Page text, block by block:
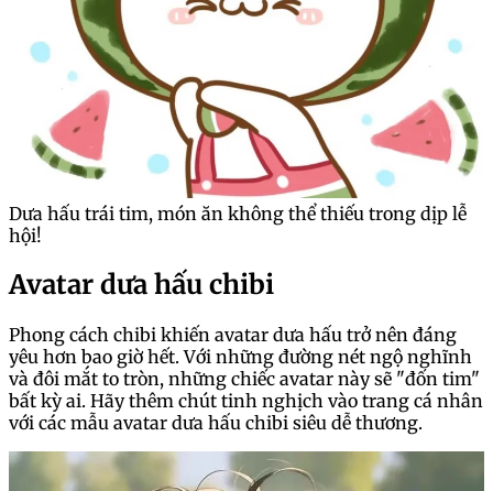
Dưa hấu trái tim, món ăn không thể thiếu trong dịp lễ
hội!
Avatar dưa hấu chibi
Phong cách chibi khiến avatar dưa hấu trở nên đáng
yêu hơn bao giờ hết. Với những đường nét ngộ nghĩnh